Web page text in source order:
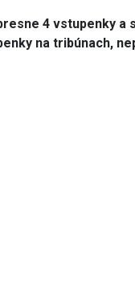
4 vstupenky a
na tribúnach,